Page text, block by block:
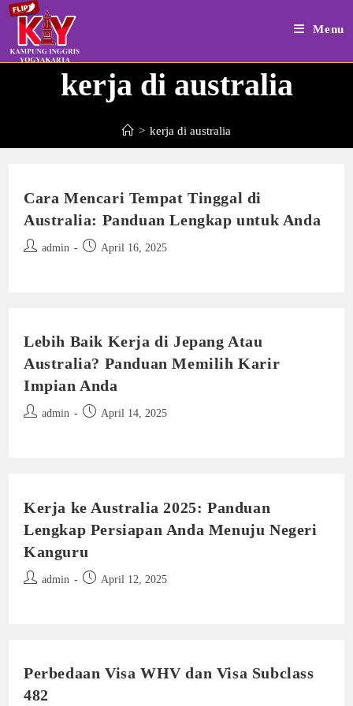
Skip
content
Menu
kerja di australia
> kerja di australia
Cara Mencari Tempat Tinggal di
Australia: Panduan Lengkap untuk Anda
Post admin
Post April 16, 2025
Lebih Baik Kerja di Jepang Atau
Australia? Panduan Memilih Karir
Impian Anda
Post admin
Post April 14, 2025
Kerja ke Australia 2025: Panduan
Lengkap Persiapan Anda Menuju Negeri
Kanguru
Post admin
Post April 12, 2025
Perbedaan Visa WHV dan Visa Subclass
482